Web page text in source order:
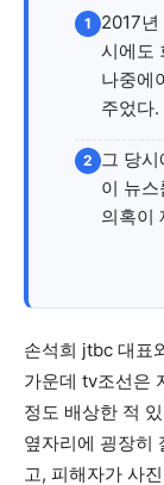
1
2017
시에도
나중에
주었다.
2 그 당
이 뉴
의혹이
손석희 jtbc 대표
가운데 tv조선은
정도 배상한 적
옆자리에 굉장히
고, 피해자가 사